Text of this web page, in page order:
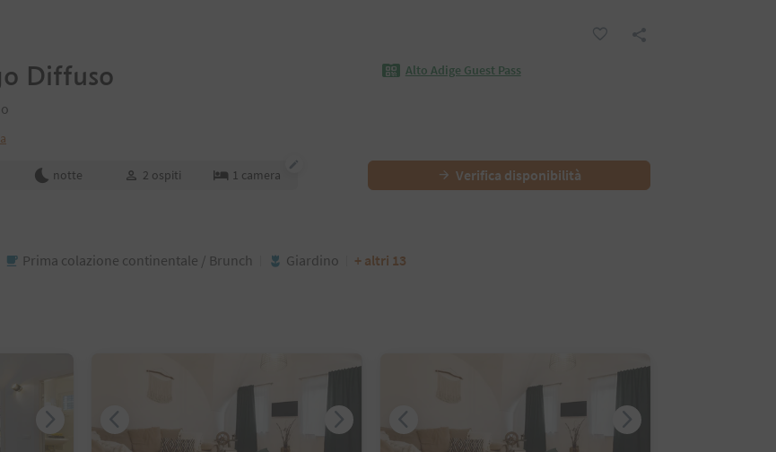
Diffuso Alto Adige Guest Pass
notte 2 ospiti 1 camera Verifica disponibilità
Prima colazione continentale / Brunch Giardino + altri 13